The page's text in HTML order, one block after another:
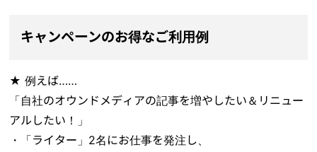
キャンペーンのお得なご利用例
★ 例えば……
「自社のオウンドメディアの記事を増やしたい＆リニュー
アルしたい！」
・「ライター」2名にお仕事を発注し、